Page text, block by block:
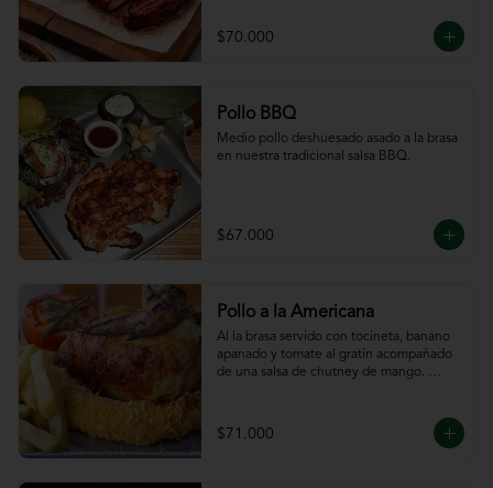
$70.000
Pollo BBQ
Medio pollo deshuesado asado a la brasa
en nuestra tradicional salsa BBQ.
$67.000
Pollo a la Americana
Al la brasa servido con tocineta, banano
apanado y tomate al gratín acompañado
de una salsa de chutney de mango.
$71.000